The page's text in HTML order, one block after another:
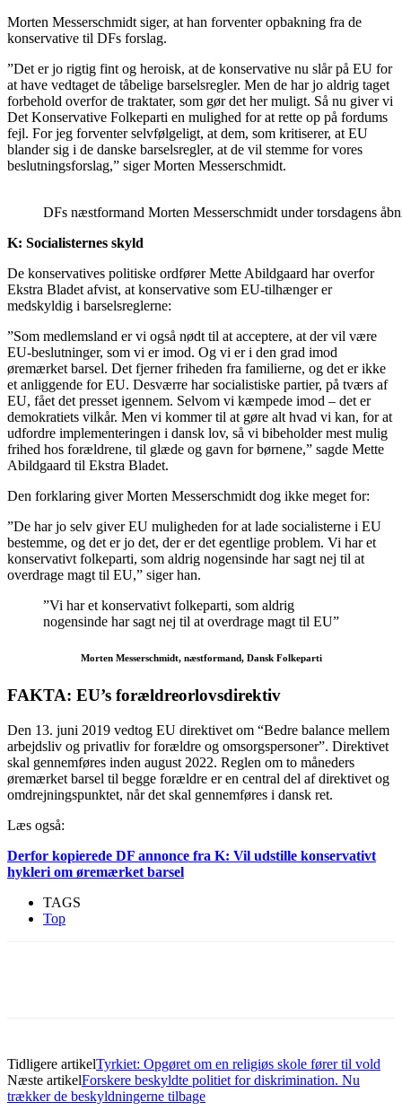
Morten Messerschmidt siger, at han forventer opbakning fra de
konservative til DFs forslag.
”Det er jo rigtig fint og heroisk, at de konservative nu slår på EU for
at have vedtaget de tåbelige barselsregler. Men de har jo aldrig taget
forbehold overfor de traktater, som gør det her muligt. Så nu giver vi
Det Konservative Folkeparti en mulighed for at rette op på fordums
fejl. For jeg forventer selvfølgeligt, at dem, som kritiserer, at EU
blander sig i de danske barselsregler, at de vil stemme for vores
beslutningsforslag,” siger Morten Messerschmidt.
DFs næstformand Morten Messerschmidt under torsdagens
K: Socialisternes skyld
De konservatives politiske ordfører Mette Abildgaard har overfor
Ekstra Bladet afvist, at konservative som EU-tilhænger er
medskyldig i barselsreglerne:
”Som medlemsland er vi også nødt til at acceptere, at der vil være
EU-beslutninger, som vi er imod. Og vi er i den grad imod
øremærket barsel. Det fjerner friheden fra familierne, og det er ikke
et anliggende for EU. Desværre har socialistiske partier, på tværs af
EU, fået det presset igennem. Selvom vi kæmpede imod – det er
demokratiets vilkår. Men vi kommer til at gøre alt hvad vi kan, for at
udfordre implementeringen i dansk lov, så vi bibeholder mest mulig
frihed hos forældrene, til glæde og gavn for børnene,” sagde Mette
Abildgaard til Ekstra Bladet.
Den forklaring giver Morten Messerschmidt dog ikke meget for:
”De har jo selv giver EU muligheden for at lade socialisterne i EU
bestemme, og det er jo det, der er det egentlige problem. Vi har et
konservativt folkeparti, som aldrig nogensinde har sagt nej til at
overdrage magt til EU,” siger han.
”Vi har et konservativt folkeparti, som aldrig
nogensinde har sagt nej til at overdrage magt til EU”
Morten Messerschmidt, næstformand, Dansk Folkeparti
FAKTA: EU’s forældreorlovsdirektiv
Den 13. juni 2019 vedtog EU direktivet om “Bedre balance mellem
arbejdsliv og privatliv for forældre og omsorgspersoner”. Direktivet
skal gennemføres inden august 2022. Reglen om to måneders
øremærket barsel til begge forældre er en central del af direktivet og
omdrejningspunktet, når det skal gennemføres i dansk ret.
Læs også:
Derfor kopierede DF annonce fra K: Vil udstille konservativt
hykleri om øremærket barsel
TAGS
Top
Tidligere artikelTyrkiet: Opgøret om en religiøs skole fører til vold
Næste artikelForskere beskyldte politiet for diskrimination. Nu
trækker de beskyldningerne tilbage